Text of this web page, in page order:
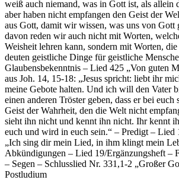
weiß auch niemand, was in Gott ist, als allein
aber haben nicht empfangen den Geist der
aus Gott, damit wir wissen, was uns von Gott
davon reden wir auch nicht mit Worten,
Weisheit lehren kann, sondern mit Worten,
deuten geistliche Dinge für geistliche
Glaubensbekenntnis – Lied 425 „Von guten
aus Joh. 14, 15-18: „Jesus spricht: liebt ihr
meine Gebote halten. Und ich will den Vater
einen anderen Tröster geben, dass er bei
Geist der Wahrheit, den die Welt nicht
sieht ihn nicht und kennt ihn nicht. Ihr kennt
euch und wird in euch sein.“ – Predigt – Lied
„Ich sing dir mein Lied, in ihm klingt mein
Abkündigungen – Lied 19/Ergänzungsheft –
– Segen – Schlusslied Nr. 331,1-2 „Großer
Postludium